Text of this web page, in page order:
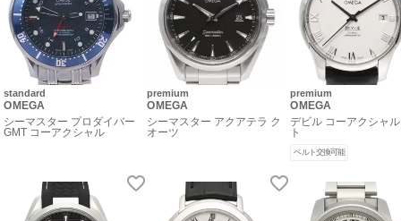
standard
OMEGA
シーマスター プロダイバー
GMT コーアクシャル
premium
OMEGA
シーマスター アクアテラ ク
オーツ
premium
OMEGA
デビル コーアクシャ
ト
ベルト交換可能